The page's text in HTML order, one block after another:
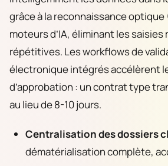
grâce à la reconnaissance optique
moteurs d’IA, éliminant les saisies
répétitives. Les workflows de
électronique intégrés accélèrent
d’approbation : un contrat type
au lieu de 8-10 jours.
Centralisation des dossiers
dématérialisation complète,